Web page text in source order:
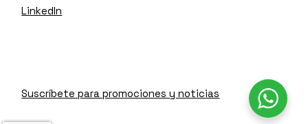
LinkedIn
Suscríbete para promociones y noticias